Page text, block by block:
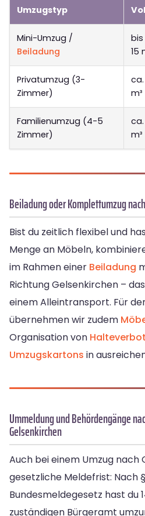
Umzugstyp
Mini-Umzug /
Beiladung
bis
15
Privatumzug (3-
Zimmer)
m³
Familienumzug (4-5
Zimmer)
m³
Beiladung oder Komplettumzug
Bist du zeitlich flexibel und
Menge an Möbeln,
im Rahmen einer Beiladung
Richtung Gelsenkirchen –
einem Alleintransport. Für
übernehmen wir zudem
Organisation von
Umzugskartons in
Ummeldung und Behördengänge
Gelsenkirchen
Auch bei einem Umzug nach
gesetzliche Meldefrist: Nach §
Bundesmeldegesetz hast du
zuständigen Bürgeramt